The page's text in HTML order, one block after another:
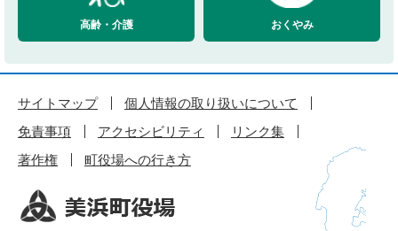
高齢・介護 おくやみ
サイトマップ
個人情報の取り扱いについて
免責事項
アクセシビリティ
リンク集
著作権
町役場への行き方